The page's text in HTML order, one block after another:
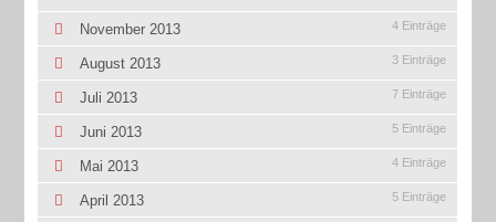
November 2013 4 Einträge
August 2013 3 Einträge
Juli 2013 7 Einträge
Juni 2013 5 Einträge
Mai 2013 4 Einträge
April 2013 5 Einträge